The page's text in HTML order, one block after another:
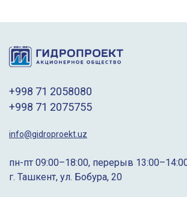
+998 71 2058080
+998 71 2075755
info@gidroproekt.uz
пн-пт 09:00–18:00, перерыв
г. Ташкент, ул. Бобура, 20